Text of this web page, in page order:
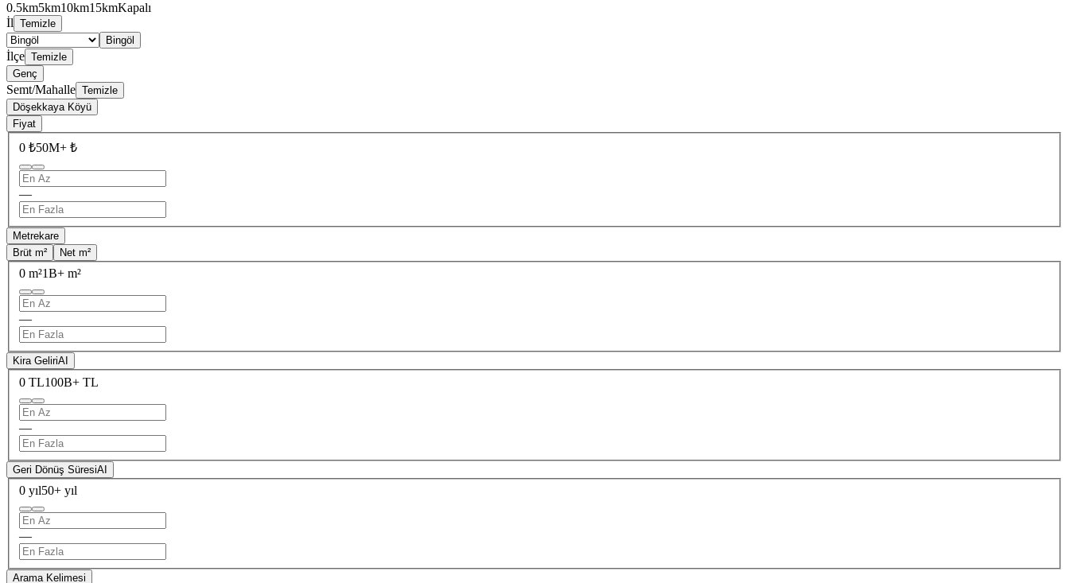
0.5km5km10km15kmKapalı
İl Temizle
Bingöl
İlçe Temizle
Genç
Semt/Mahalle Temizle
Döşekkaya Köyü
Fiyat
0 ₺50M+ ₺
—
Metrekare
Brüt m²
Net m²
0 m²1B+ m²
—
Kira GeliriAI
0 TL100B+ TL
—
Geri Dönüş SüresiAI
0 yıl50+ yıl
—
Arama Kelimesi